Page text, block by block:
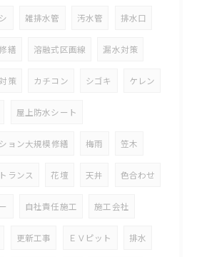
雑排水管 汚水管 排水口
繕 溶融式区画線 漏水対策
策 カチコン シゴキ ケレン
屋上防水シート
ョン大規模修繕 梅雨 笠木
ランス 花壇 天井 色合わせ
自社責任施工 施工会社
更新工事 ＥＶピット 排水